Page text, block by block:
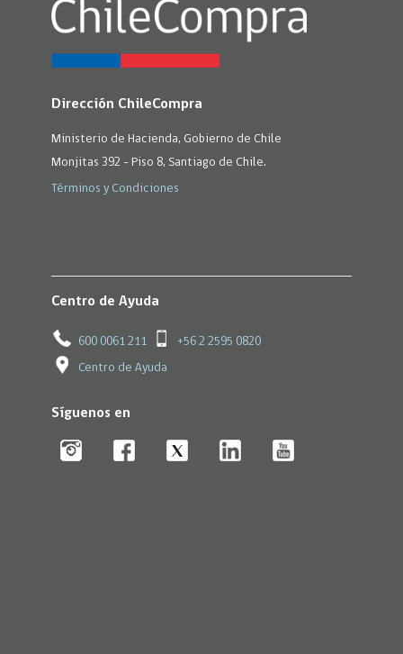
Dirección ChileCompra
Ministerio de Hacienda, Gobierno de Chile
Monjitas 392 - Piso 8, Santiago de Chile.
Términos y Condiciones
Centro de Ayuda
600 0061 211 +56 2 2595 0820
Centro de Ayuda
Síguenos en